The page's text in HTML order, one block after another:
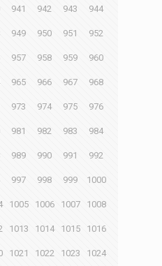
941 942 943 944
949 950 951 952
957 958 959 960
965 966 967 968
973 974 975 976
981 982 983 984
989 990 991 992
997 998 999 1000
1005 1006 1007 1008
1013 1014 1015 1016
1021 1022 1023 1024